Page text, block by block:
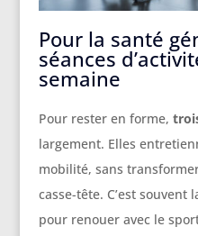
Pour la santé
séances
semaine
Pour rester en forme,
largement. Elles
mobilité, sans
casse-tête. C’est souvent
pour renouer avec le